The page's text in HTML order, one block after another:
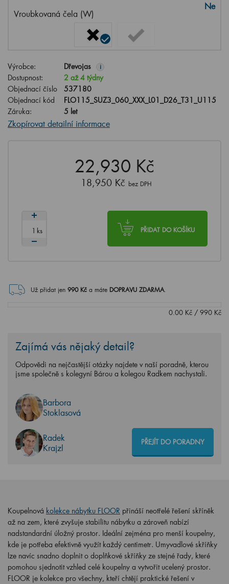
Vroubkovaná čela (W)
Ne
Výrobce: Dřevojas i
Dostupnost:
2 až 4 týdny
Objednací číslo
537180
Objednací kód
FLO115_SUZ3_060_XXX_L01_D26_T31_U115
Záruka:
5 let
Zkopírovat detailní informace
22,930 Kč
18,950 Kč bez DPH
PŘIDAT DO KOŠÍKU
ks
Už přidat jen 990Kč a máte DOPRAVU ZDARMA.
0.00 Kč / 990 Kč
Zajímá vás nějaký detail?
Odpovědi na nejčastější otázky najdete v naší poradně, kterou
jsme společně s kolegyní Bárou a kolegou Radkem nachystali.
Barbora
Stoklasová
Radek
Krajzl
PŘEJÍT DO PORADNY
Koupelnová kolekce nábytku FLOOR přináší neotřelé řešení skříněk
až na zem, které zvyšuje stabilitu nábytku a zároveň nabízí
nadstandardní úložný prostor. Ideální zejména pro menší koupelny,
kde je potřeba efektivně využít každý centimetr. Umyvadlové skříňky
lze navíc snadno doplnit o doplňkové skříňky ze stejné řady, které
pomohou sjednotit vzhled celé koupelny a vytvořit ucelený prostor.
FLOOR je kolekce pro všechny, kteří chtějí praktické řešení v